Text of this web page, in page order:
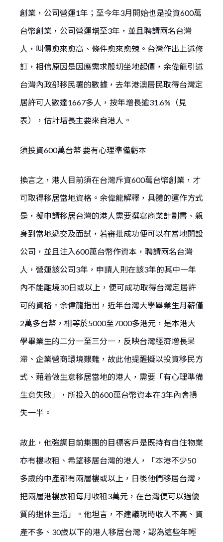
創業，公司營運1年；至今年3月開始也是投資600萬
台幣創業，公司營運增至3年，並且聘請兩名台灣
人，叫價愈來愈高、條件愈來愈辣。台灣作出上述修
訂，相信原因是因應需求殷切坐地起價，余偉龍引述
台灣內政部移民署的數據，去年港澳居民取得台灣定
居許可人數達1667多人，按年增長逾31.6%（見
表），估計增長主要來自港人。
須投資600萬台幣 要有心理準備虧本
換言之，港人目前須在台灣斥資600萬台幣創業，才
可取得移居當地資格。余偉龍解釋，具體的運作方式
是，擬申請移居台灣的港人需要撰寫商業計劃書、親
身到當地遞交及面試，若審批成功便可以在當地開設
公司，並且注入600萬台幣作資本，聘請兩名台灣
人，營運該公司3年，申請人則在該3年的其中一年
內不能離境30日或以上，便可成功取得台灣定居許
可的資格。余偉龍指出，近年台灣大學畢業生月薪僅
2萬多台幣，相等於5000至7000多港元，是本港大
學畢業生的二分一至三分一，反映台灣經濟增長呆
滯、企業營商環境艱難，故此他提醒擬以投資移民方
式、藉着做生意移居當地的港人，需要「有心理準備
生意失敗」，所投入的600萬台幣資本在3年內會損
失一半。
故此，他強調目前集團的目標客戶是既持有自住物業
亦有樓收租、希望移居台灣的港人，「本港不少50
多歲的中產都有兩層樓或以上，日後他們移居台灣，
把兩層港樓放租每月收租3萬元，在台灣便可以過優
質的退休生活」。他坦言，不建議現時收入不高、資
產不多、30歲以下的港人移居台灣，認為這些年輕